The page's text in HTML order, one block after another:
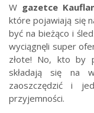
W gazetce
które pojawiają się
być na bieżąco i
wyciągnęli super
złote! No, kto by
składają się na
zaoszczędzić i
przyjemności.